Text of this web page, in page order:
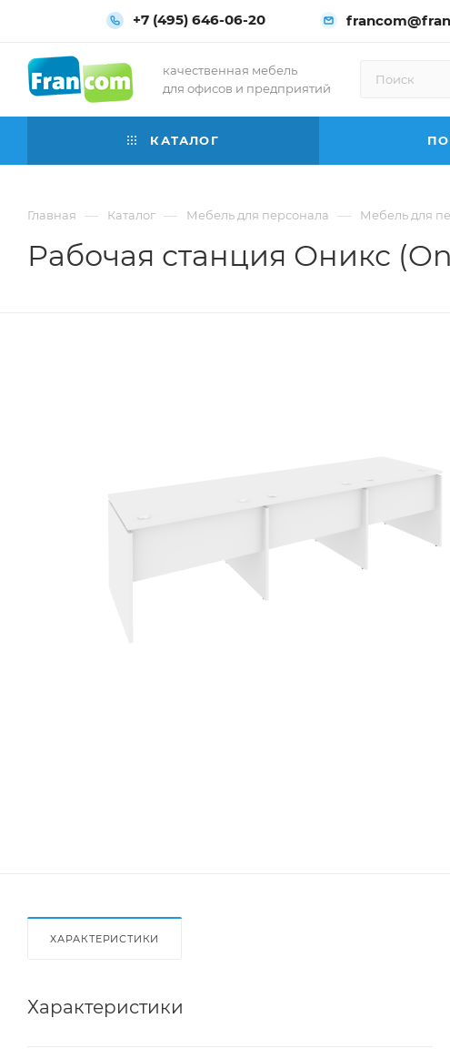
+7 (495) 646-06-20
качественная мебель
для офисов и предприятий
КАТАЛОГ
Главная — Каталог — Мебель для персонала — Мебель для
Рабочая станция Оникс
ХАРАКТЕРИСТИКИ
Характеристики